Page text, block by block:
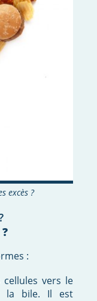
excès ?
:
vers le
la bile. Il est